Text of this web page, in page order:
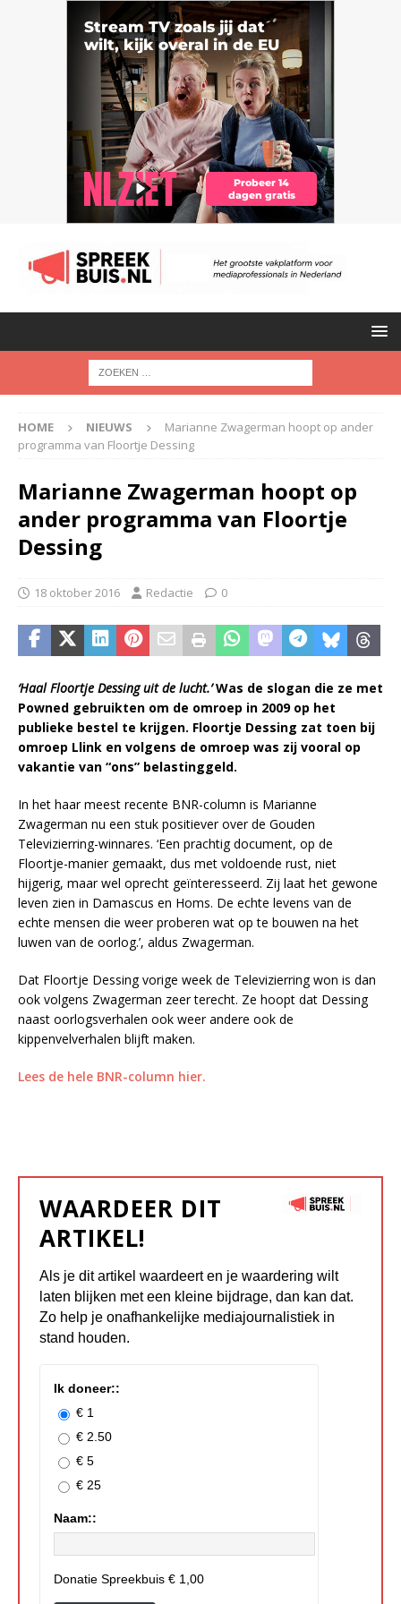
HOME NIEUWS
Marianne Zwagerman hoopt op ander
programma van Floortje Dessing
Marianne Zwagerman hoopt op
ander programma van Floortje
Dessing
18 oktober 2016 Redactie 0
‘Haal Floortje Dessing uit de lucht.’Was de slogan die ze met
Powned gebruikten om de omroep in 2009 op het
publieke bestel te krijgen. Floortje Dessing zat toen bij
omroep Llink en volgens de omroep was zij vooral op
vakantie van “ons” belastinggeld.
In het haar meest recente BNR-column is Marianne
Zwagerman nu een stuk positiever over de Gouden
Televizierring-winnares. ‘Een prachtig document, op de
Floortje-manier gemaakt, dus met voldoende rust, niet
hijgerig, maar wel oprecht geïnteresseerd. Zij laat het gewone
leven zien in Damascus en Homs. De echte levens van de
echte mensen die weer proberen wat op te bouwen na het
luwen van de oorlog.’, aldus Zwagerman.
Dat Floortje Dessing vorige week de Televizierring won is dan
ook volgens Zwagerman zeer terecht. Ze hoopt dat Dessing
naast oorlogsverhalen ook weer andere ook de
kippenvelverhalen blijft maken.
Lees de hele BNR-column hier.
WAARDEER DIT
ARTIKEL!
Als je dit artikel waardeert en je waardering wilt
laten blijken met een kleine bijdrage, dan kan dat.
Zo help je onafhankelijke mediajournalistiek in
stand houden.
Ik doneer::
€ 1
€ 2.50
€ 5
€ 25
Naam::
Donatie Spreekbuis € 1,00